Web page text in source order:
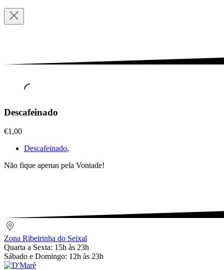
Navigation
Cafetaria
-
Descafeinado
Descafeinado
€1,00
Descafeinado,
Não fique apenas pela Vontade!
do
Seixal
Zona Ribeirinha do Seixal
Quarta a Sexta: 15h às 23h
Sábado e Domingo: 12h às 23h